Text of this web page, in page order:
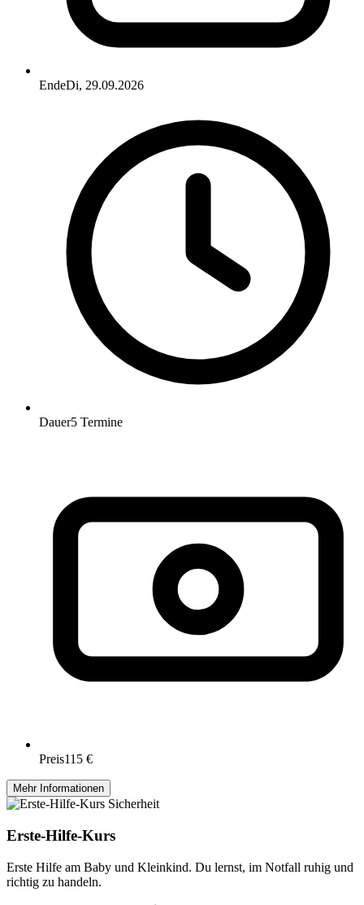
EndeDi, 29.09.2026
Dauer5 Termine
Preis115 €
Mehr Informationen
Sicherheit
Erste-Hilfe-Kurs
Erste Hilfe am Baby und Kleinkind. Du lernst, im Notfall ruhig und
richtig zu handeln.